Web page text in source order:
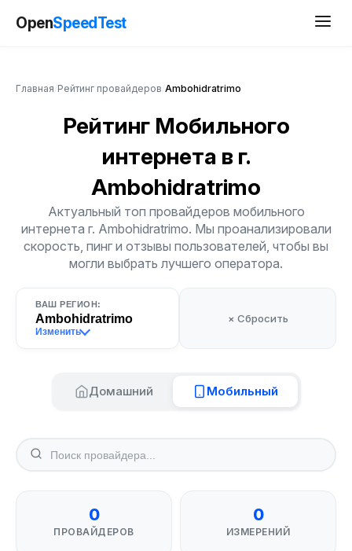
OpenSpeedTest
Главная Рейтинг провайдеров Ambohidratrimo
Рейтинг Мобильного
интернета в г.
Ambohidratrimo
Актуальный топ провайдеров мобильного
интернета г. Ambohidratrimo. Мы проанализировали
скорость, пинг и отзывы пользователей, чтобы вы
могли выбрать лучшего оператора.
ВАШ РЕГИОН:
Ambohidratrimo
Изменить
× Сбросить
Домашний Мобильный
0
ПРОВАЙДЕРОВ
0
ИЗМЕРЕНИЙ